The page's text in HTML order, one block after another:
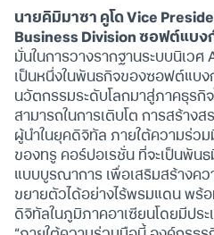
นายคิมิมาซา คูโด Vice
Business Division ซอฟต์แบ
มั่นในการวางรากฐานระบบนิเวศ
เป็นหนึ่งในพันธกิจของซอฟต์แบง
นวัตกรรมระดับโลกมาสู่ภาคธุรกิ
สามารถในการเติบโต การสร้าง
ผู้นำในยุคดิจิทัล ภายใต้ความร่ว
ของทรู คอร์ปอเรชั่น ที่จะเป็นพั
แบบบูรณาการ เพื่อเสริมสร้างค
ขยายตัวได้อย่างไร้พรมแดน พร้
ดิจิทัลในภูมิภาคอาเซียนโดยมีประ